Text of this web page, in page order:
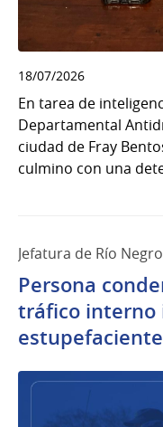
18/07/2026
En tarea de
Departamental
ciudad de Fray
culmino con una
Jefatura de Río Negro
Persona
tráfico interno